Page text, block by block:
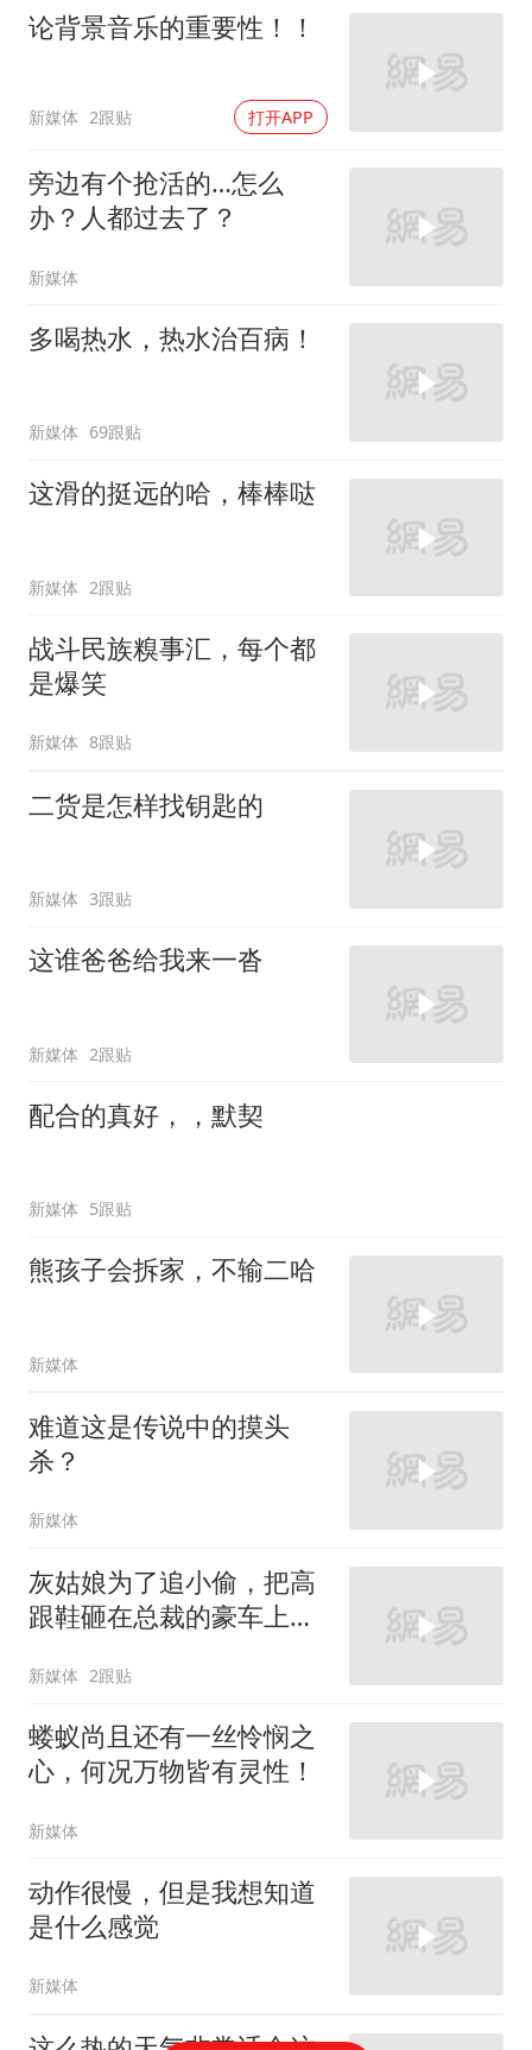
论背景音乐的重要性！！
新媒体 2跟贴 打开APP
旁边有个抢活的…怎么
办？人都过去了？
新媒体
多喝热水，热水治百病！
新媒体 69跟贴
这滑的挺远的哈，棒棒哒
新媒体 2跟贴
战斗民族糗事汇，每个都
是爆笑
新媒体 8跟贴
二货是怎样找钥匙的
新媒体 3跟贴
这谁爸爸给我来一沓
新媒体 2跟贴
配合的真好，，默契
新媒体 5跟贴
熊孩子会拆家，不输二哈
新媒体
难道这是传说中的摸头
杀？
新媒体
灰姑娘为了追小偷，把高
跟鞋砸在总裁的豪车上，
新媒体 2跟贴
蝼蚁尚且还有一丝怜悯之
心，何况万物皆有灵性！
新媒体
动作很慢，但是我想知道
是什么感觉
新媒体